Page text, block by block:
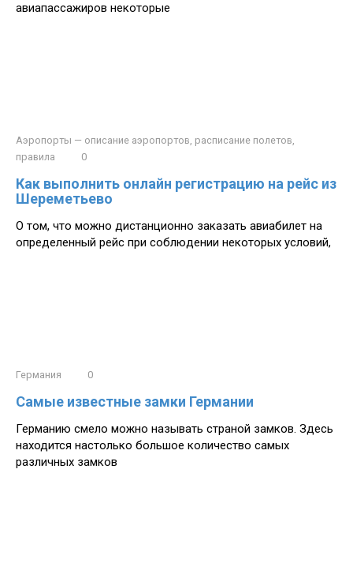
авиапассажиров некоторые
Аэропорты — описание аэропортов, расписание полетов,
правила
0
Как выполнить онлайн регистрацию на рейс из
Шереметьево
О том, что можно дистанционно заказать авиабилет на
определенный рейс при соблюдении некоторых условий,
Германия 0
Самые известные замки Германии
Германию смело можно называть страной замков. Здесь
находится настолько большое количество самых
различных замков